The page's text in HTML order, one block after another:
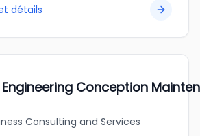
détails
Engineering Conception
Consulting and Services